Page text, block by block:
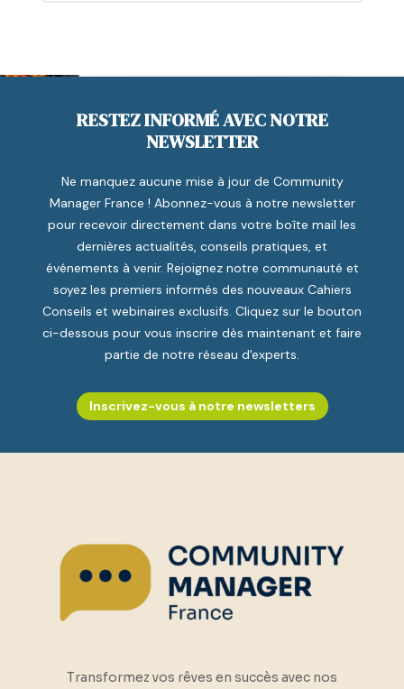
RESTEZ INFORMÉ AVEC NOTRE
NEWSLETTER
Ne manquez aucune mise à jour de Community
Manager France ! Abonnez-vous à notre newsletter
pour recevoir directement dans votre boîte mail les
dernières actualités, conseils pratiques, et
événements à venir. Rejoignez notre communauté et
soyez les premiers informés des nouveaux Cahiers
Conseils et webinaires exclusifs. Cliquez sur le bouton
ci-dessous pour vous inscrire dès maintenant et faire
partie de notre réseau d'experts.
Inscrivez-vous à notre newsletters
Transformez vos rêves en succès avec nos